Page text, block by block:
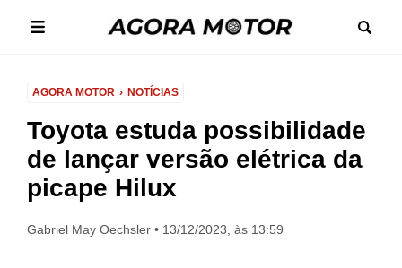
AGORA MOTOR NOTÍCIAS
Toyota estuda possibilidade
de lançar versão elétrica da
picape Hilux
Gabriel May Oechsler 13/12/2023, às 13:59